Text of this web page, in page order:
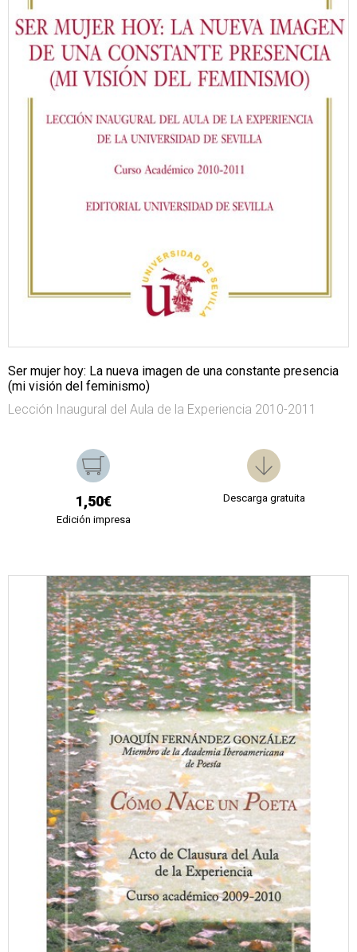
Ser mujer hoy: La nueva imagen de una constante presencia
(mi visión del feminismo)
Lección Inaugural del Aula de la Experiencia 2010-2011
1,50€
Edición impresa
Descarga gratuita